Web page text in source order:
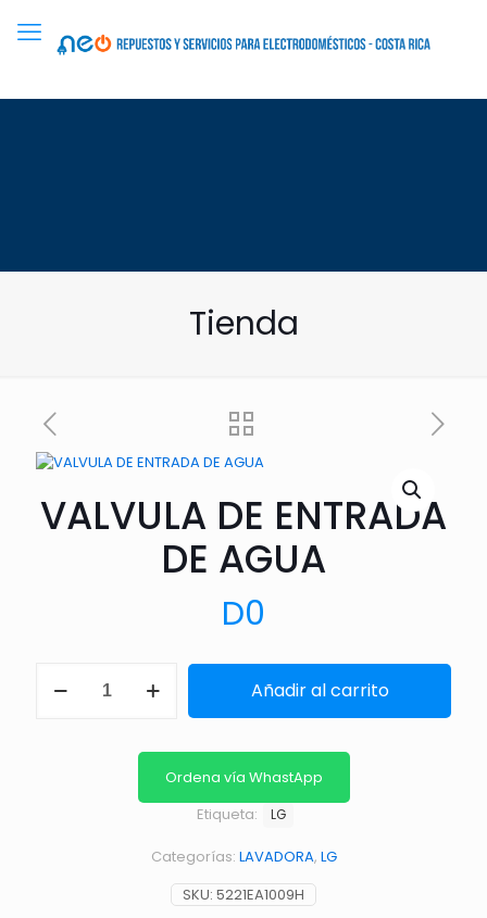
Tienda
VALVULA DE ENTRADA
DE AGUA
D0
Añadir al carrito
Ordena vía WhastApp
SKU: 5221EA1009H
Categorías: LAVADORA, LG
Etiqueta: LG